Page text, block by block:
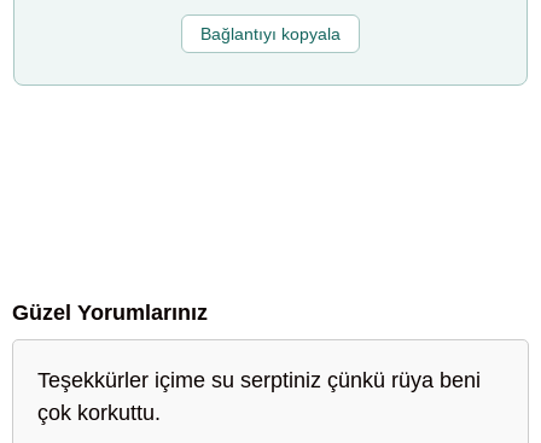
Bağlantıyı kopyala
Güzel Yorumlarınız
Teşekkürler içime su serptiniz çünkü rüya beni
çok korkuttu.